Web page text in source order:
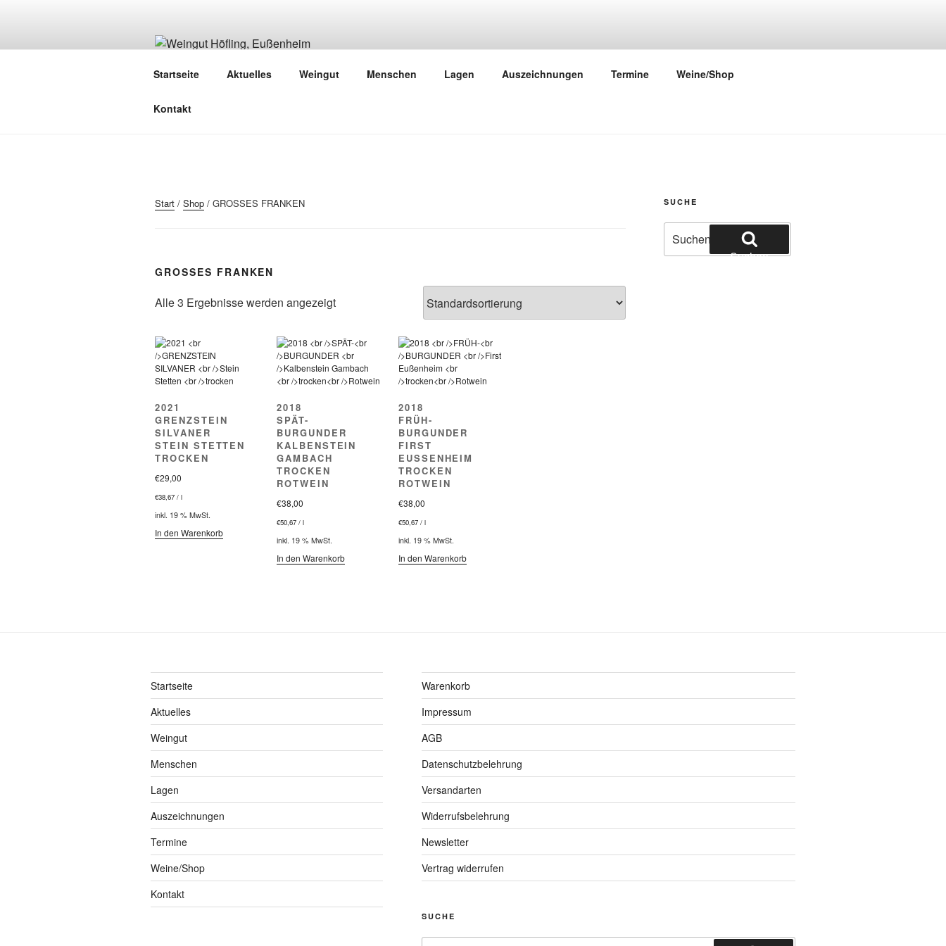
WEINGUT HÖFLING, EUSSENHEIM
Startseite Aktuelles Weingut Menschen Lagen Auszeichnungen Termine Weine/Shop
Kontakt
Start / Shop / GROSSES FRANKEN
GROSSES FRANKEN
Alle 3 Ergebnisse werden angezeigt
2021
GRENZSTEIN
SILVANER
STEIN STETTEN
TROCKEN
€29,00
€38,67 / l
inkl. 19 % MwSt.
In den Warenkorb
2018
SPÄT-
BURGUNDER
KALBENSTEIN
GAMBACH
TROCKEN
ROTWEIN
€38,00
€50,67/ l
inkl. 19 % MwSt.
In den Warenkorb
2018
FRÜH-
BURGUNDER
FIRST
EUSSENHEIM
TROCKEN
ROTWEIN
€38,00
€50,67/ l
inkl. 19 % MwSt.
In den Warenkorb
SUCHE
nach:
Suchen
Startseite
Aktuelles
Weingut
Menschen
Lagen
Auszeichnungen
Termine
Weine/Shop
Kontakt
Warenkorb
Impressum
AGB
Datenschutzbelehrung
Versandarten
Widerrufsbelehrung
Newsletter
Vertrag widerrufen
SUCHE